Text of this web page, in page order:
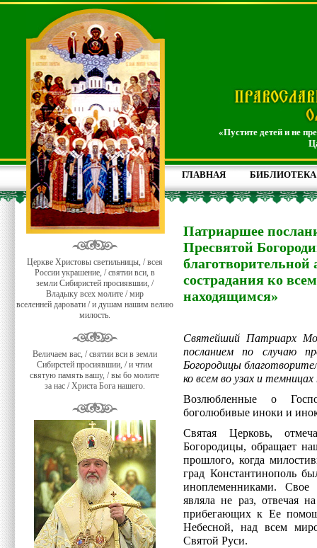
«Пустите детей и не
ГЛАВНАЯ БИБЛИОТЕКА
Церкве Христовы светильницы, / всея
России украшение, / святии вси, в
земли Сибиристей просиявшии, /
Владыку всех молите / мир
вселенней даровати / и душам нашим велию
милость.
Величаем вас, / святии вси в земли
Сибирстей просиявшии, / и чтим
святую память вашу, / вы бо молите
за нас / Христа Бога нашего.
Патриаршее
Пресвятой
сострадания ко
находящимся»
Святейший Патриарх
посланием по случаю
Богородицы
ко всем во узах и
Возлюбленные о
боголюбивые иноки и
Святая Церковь,
Богородицы, обращает
прошлого, когда
град Константинополь
иноплеменниками. Свое
являла не раз, отвечая
прибегающих к Ее
Небесной, над всем
Святой Руси.